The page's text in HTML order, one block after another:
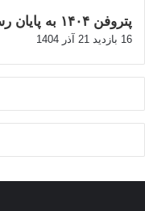
پتروفن ۱۴۰۴ به پایان رسید
16 بازدید 21 آذر 1404